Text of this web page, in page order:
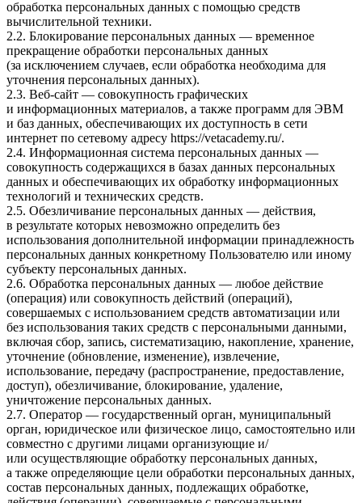
обработка персональных данных с помощью средств
вычислительной техники.
2.2. Блокирование персональных данных — временное
прекращение обработки персональных данных
(за исключением случаев, если обработка необходима для
уточнения персональных данных).
2.3. Веб-сайт — совокупность графических
и информационных материалов, а также программ для ЭВМ
и баз данных, обеспечивающих их доступность в сети
интернет по сетевому адресу https://vetacademy.ru/.
2.4. Информационная система персональных данных —
совокупность содержащихся в базах данных персональных
данных и обеспечивающих их обработку информационных
технологий и технических средств.
2.5. Обезличивание персональных данных — действия,
в результате которых невозможно определить без
использования дополнительной информации принадлежность
персональных данных конкретному Пользователю или иному
субъекту персональных данных.
2.6. Обработка персональных данных — любое действие
(операция) или совокупность действий (операций),
совершаемых с использованием средств автоматизации или
без использования таких средств с персональными данными,
включая сбор, запись, систематизацию, накопление, хранение,
уточнение (обновление, изменение), извлечение,
использование, передачу (распространение, предоставление,
доступ), обезличивание, блокирование, удаление,
уничтожение персональных данных.
2.7. Оператор — государственный орган, муниципальный
орган, юридическое или физическое лицо, самостоятельно или
совместно с другими лицами организующие и/
или осуществляющие обработку персональных данных,
а также определяющие цели обработки персональных данных,
состав персональных данных, подлежащих обработке,